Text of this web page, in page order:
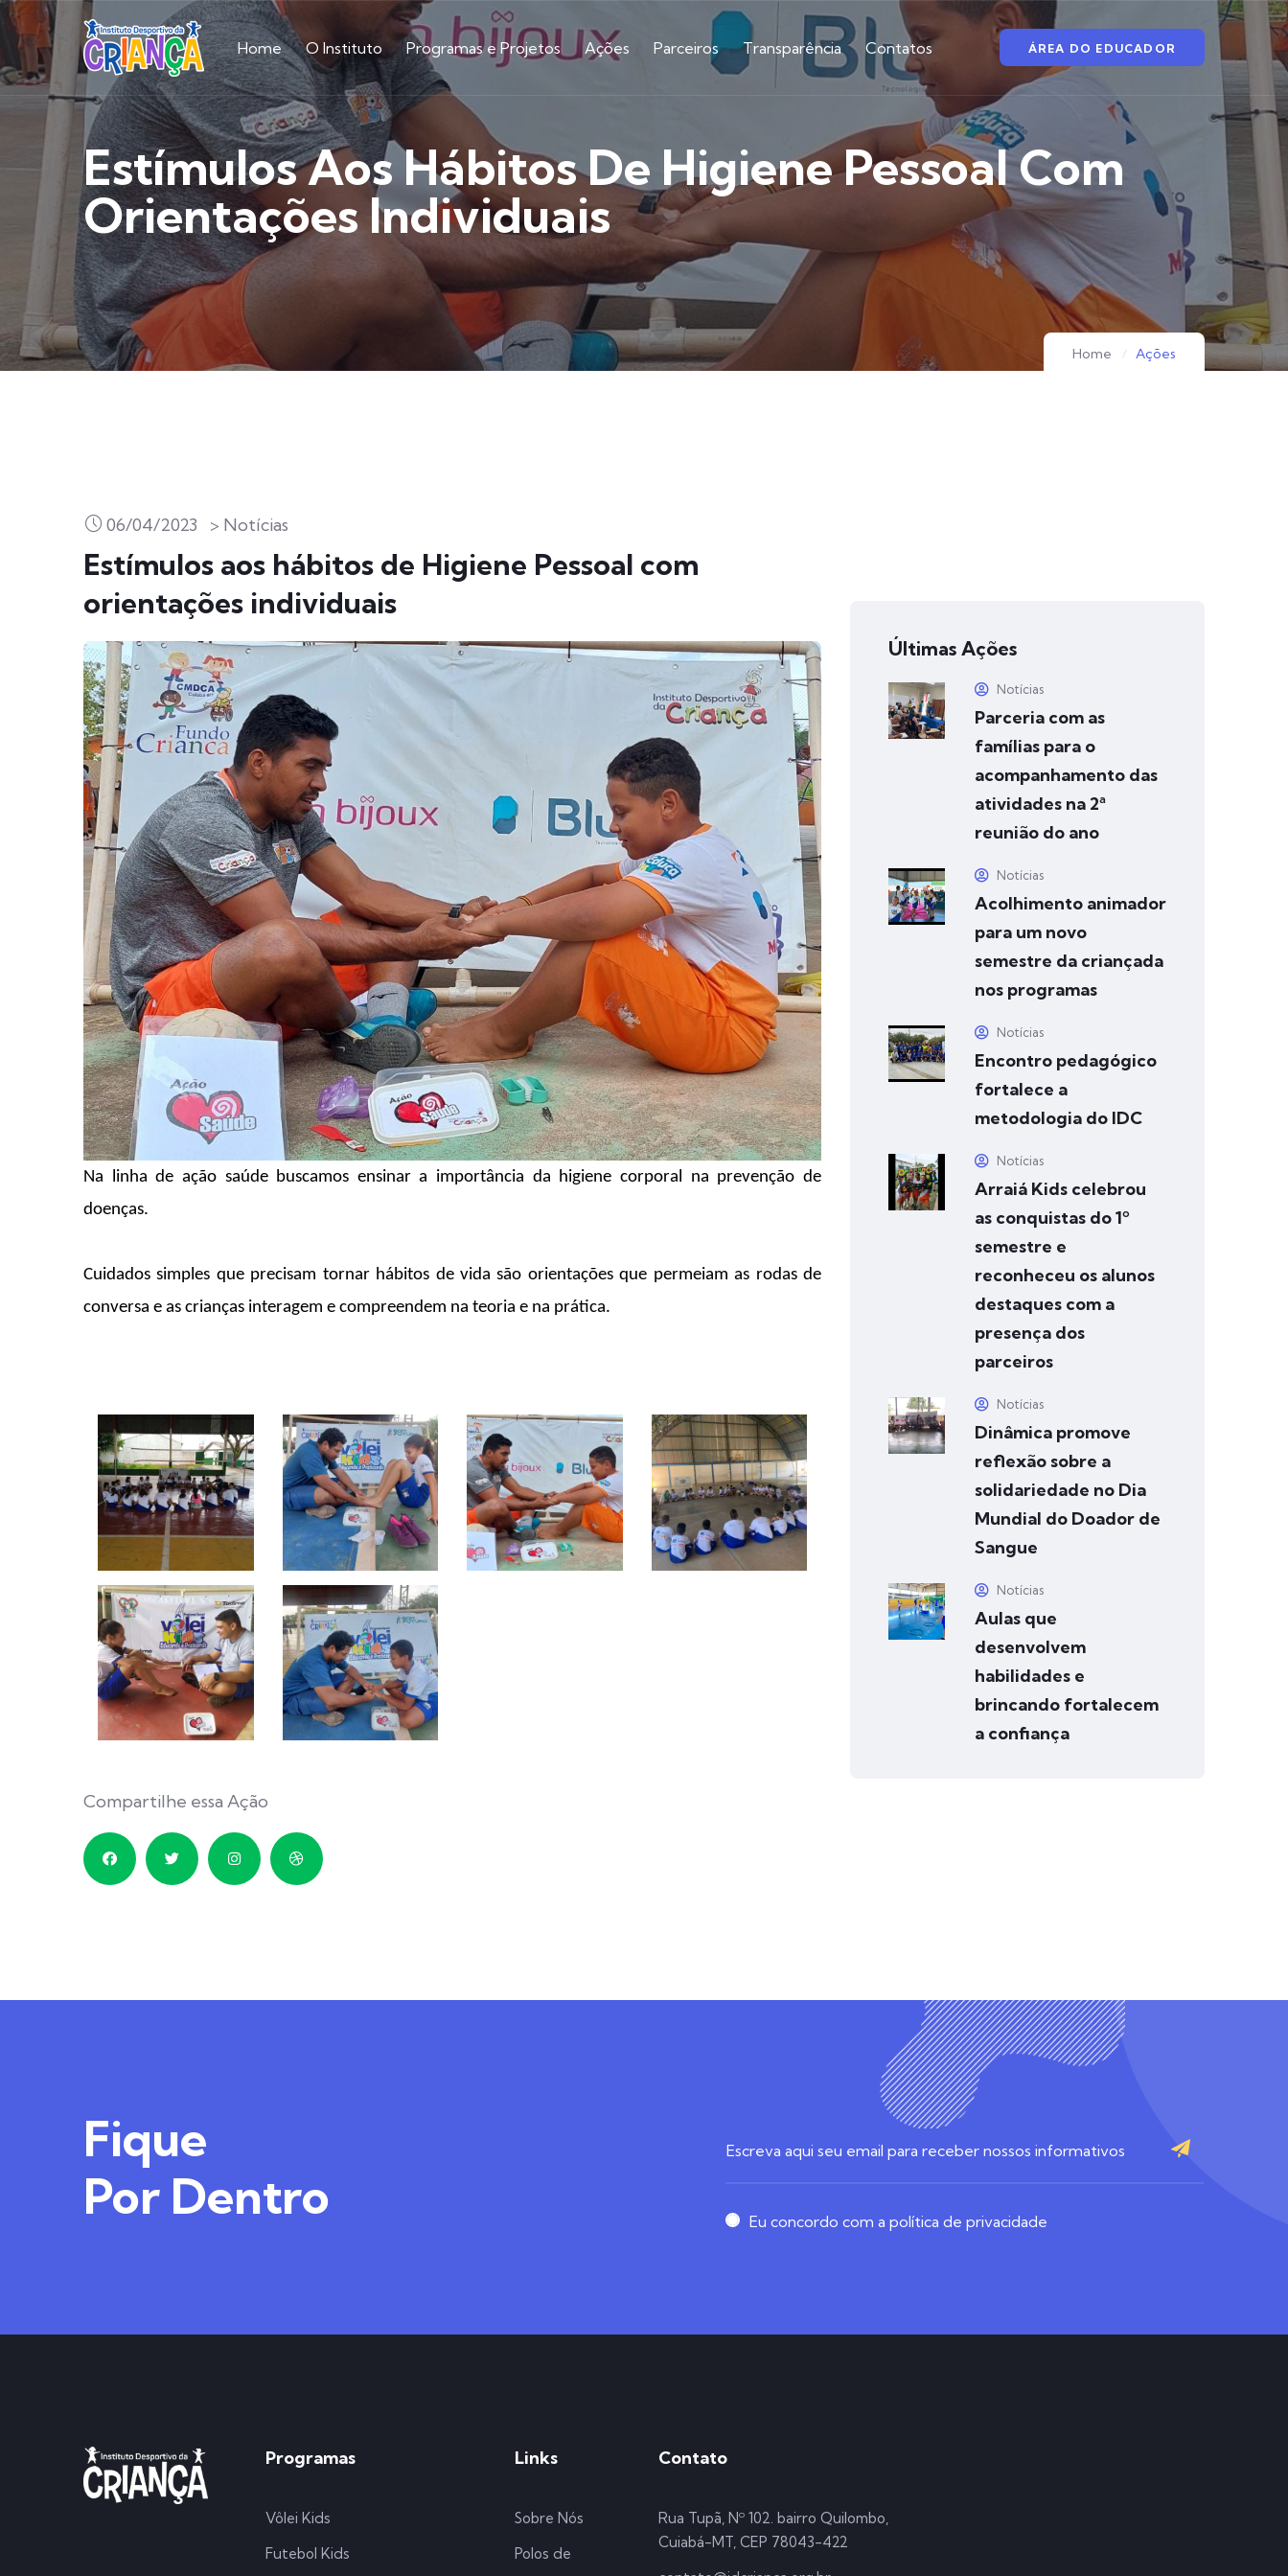
Home O Instituto Programas e Projetos Ações Parceiros Transparência Contatos ÁREA DO EDUCADOR
Estímulos Aos Hábitos De Higiene Pessoal Com
Orientações Individuais
Home Ações
06/04/2023 > Notícias
Estímulos aos hábitos de Higiene Pessoal com
orientações individuais
Na linha de ação saúde buscamos ensinar a importância da higiene corporal na prevenção de
doenças.
Cuidados simples que precisam tornar hábitos de vida são orientações que permeiam as rodas de
conversa e as crianças interagem e compreendem na teoria e na prática.
Compartilhe essa Ação
Últimas Ações
Notícias
Parceria com as
famílias para o
acompanhamento das
atividades na 2ª
reunião do ano
Notícias
Acolhimento animador
para um novo
semestre da criançada
nos programas
Notícias
Encontro pedagógico
fortalece a
metodologia do IDC
Notícias
Arraiá Kids celebrou
as conquistas do 1º
semestre e
reconheceu os alunos
destaques com a
presença dos
parceiros
Notícias
Dinâmica promove
reflexão sobre a
solidariedade no Dia
Mundial do Doador de
Sangue
Notícias
Aulas que
desenvolvem
habilidades e
brincando fortalecem
a confiança
Fique
Por Dentro
Eu concordo com a política de privacidade
Programas
Vôlei Kids
Futebol Kids
Links
Sobre Nós
Polos de
Contato
Rua Tupã, Nº 102. bairro Quilombo,
Cuiabá-MT, CEP 78043-422